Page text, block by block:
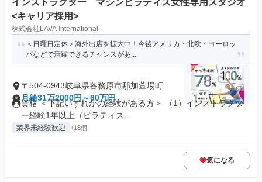
インストラクター マシンピラティス女性専用スタジオ
<キャリア採用>
株式会社LAVA International
＜日曜日定休＞海外出店を拡大中！今後アメリカ・北欧・ヨーロッ
パなどで活躍できるチャンスがあ...
〒504-0943岐阜県各務原市那加萱場町
月給31万2000円～60万円
資格 ＜下記いずれかの経験がある方＞ （1）インストラクタ
ー経験1年以上（ピラティス...
業界未経験歓迎 +18個
気になる